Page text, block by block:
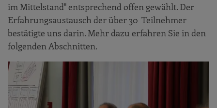
im Mittelstand" entsprechend offen gewählt. Der
Erfahrungsaustausch der über 30 Teilnehmer
bestätigte uns darin. Mehr dazu erfahren Sie in den
folgenden Abschnitten.